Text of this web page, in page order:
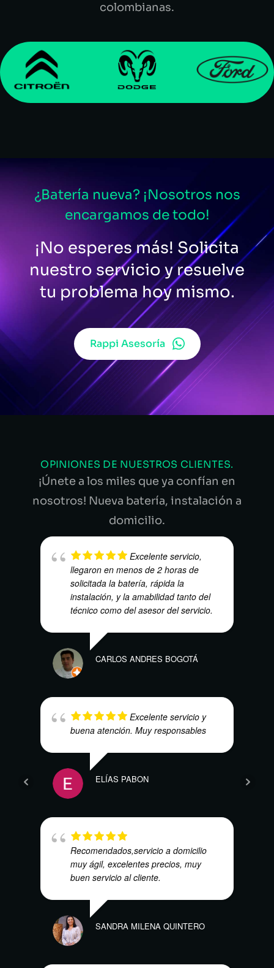
colombianas.
¿Batería nueva? ¡Nosotros nos
encargamos de todo!
¡No esperes más! Solicita
nuestro servicio y resuelve
tu problema hoy mismo.
Rappi Asesoría
OPINIONES DE NUESTROS CLIENTES.
¡Únete a los miles que ya confían en
nosotros! Nueva batería, instalación a
domicilio.
Excelente servicio,
llegaron en menos de 2 horas de
solicitada la batería, rápida la
instalación, y la amabilidad tanto del
técnico como del asesor del servicio.
CARLOS ANDRES BOGOTÁ
Excelente servicio y
buena atención. Muy responsables
ELÍAS PABON
Recomendados,servicio a domicilio
muy ágil, excelentes precios, muy
buen servicio al cliente.
SANDRA MILENA QUINTERO